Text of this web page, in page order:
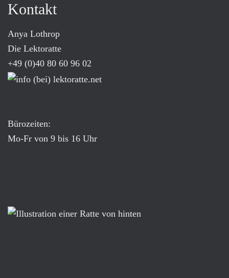
Kontakt
Anya Lothrop
Die Lektoratte
+49 (0)40 80 60 96 02
Bürozeiten:
Mo-Fr von 9 bis 16 Uhr